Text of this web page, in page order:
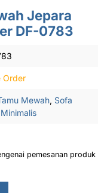
Jepara
DF-0783
Order
Mewah, Sofa
pemesanan produk